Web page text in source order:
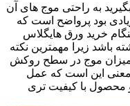
به راحتی موج های آن
بود پرواضح است که
خرید ورق هایگلاس
باشد زیرا مهمترین نکته
میزان موج در سطح روکش
این است که عمل
با کیفیت تری